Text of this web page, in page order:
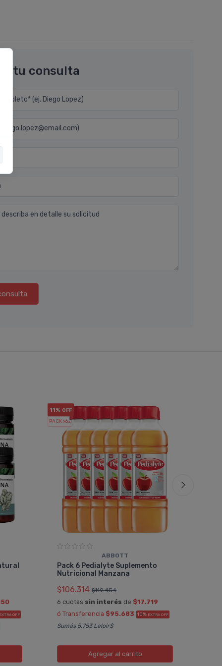
tu consulta
(ej. Diego Lopez)
diego.lopez@email.com)
en detalle su solicitud
EXTRA OFF
11% OFF
PACK x6u.
ABBOTT
Pack 6 Pedialyte Suplemento
Nutricional Manzana
$106.314 $119.454
6 cuotas sin interés de $17.719
ó Transferencia $95.683 10% EXTRA OFF
Sumás 5.753 Leloir$
Agregaral carrito